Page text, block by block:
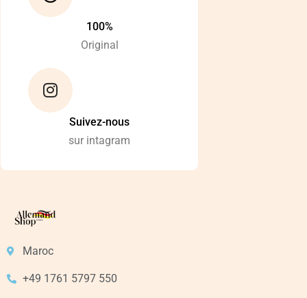
100%
Original
Suivez-nous
sur intagram
Maroc
+49 1761 5797 550